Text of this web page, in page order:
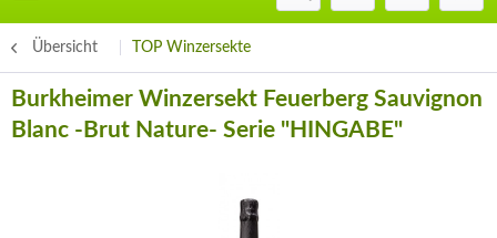
Übersicht TOP Winzersekte
Burkheimer Winzersekt Feuerberg Sauvignon
Blanc -Brut Nature- Serie "HINGABE"